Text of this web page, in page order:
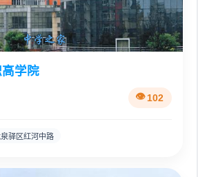
学院
102
驿区红河中路